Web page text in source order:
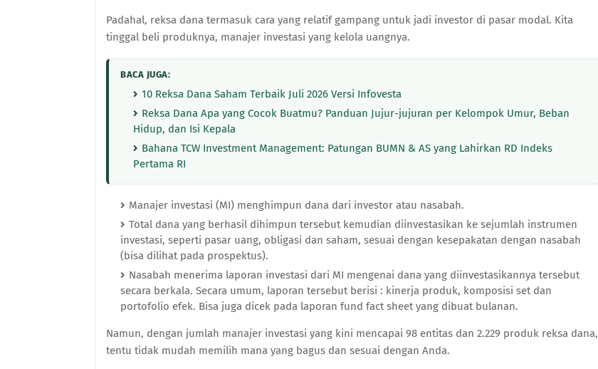
Padahal, reksa dana termasuk cara yang relatif gampang untuk jadi investor di pasar modal. Kita
tinggal beli produknya, manajer investasi yang kelola uangnya.
BACA JUGA:
10 Reksa Dana Saham Terbaik Juli 2026 Versi Infovesta
Reksa Dana Apa yang Cocok Buatmu? Panduan Jujur-jujuran per Kelompok Umur, Beban
Hidup, dan Isi Kepala
Bahana TCW Investment Management: Patungan BUMN & AS yang Lahirkan RD Indeks
Pertama RI
Manajer investasi (MI) menghimpun dana dari investor atau nasabah.
Total dana yang berhasil dihimpun tersebut kemudian diinvestasikan ke sejumlah instrumen
investasi, seperti pasar uang, obligasi dan saham, sesuai dengan kesepakatan dengan nasabah
(bisa dilihat pada prospektus).
Nasabah menerima laporan investasi dari MI mengenai dana yang diinvestasikannya tersebut
secara berkala. Secara umum, laporan tersebut berisi : kinerja produk, komposisi set dan
portofolio efek. Bisa juga dicek pada laporan fund fact sheet yang dibuat bulanan.
Namun, dengan jumlah manajer investasi yang kini mencapai 98 entitas dan 2.229 produk reksa dana,
tentu tidak mudah memilih mana yang bagus dan sesuai dengan Anda.